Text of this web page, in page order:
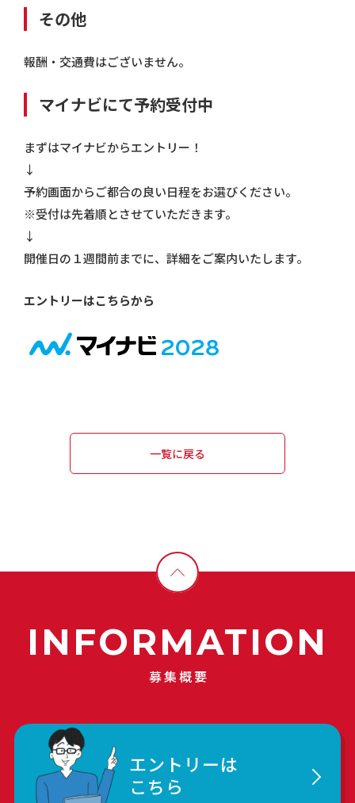
その他
報酬・交通費はございません。
マイナビにて予約受付中
まずはマイナビからエントリー！
↓
予約画面からご都合の良い日程をお選びください。
※受付は先着順とさせていただきます。
↓
開催日の１週間前までに、詳細をご案内いたします。
エントリーはこちらから
一覧に戻る
INFORMATION
募集概要
エントリーは
こちら